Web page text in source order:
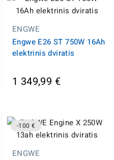
ENGWE
Engwe E26 ST 750W 16Ah
elektrinis dviratis
1 349,99 €
-100 €
ENGWE